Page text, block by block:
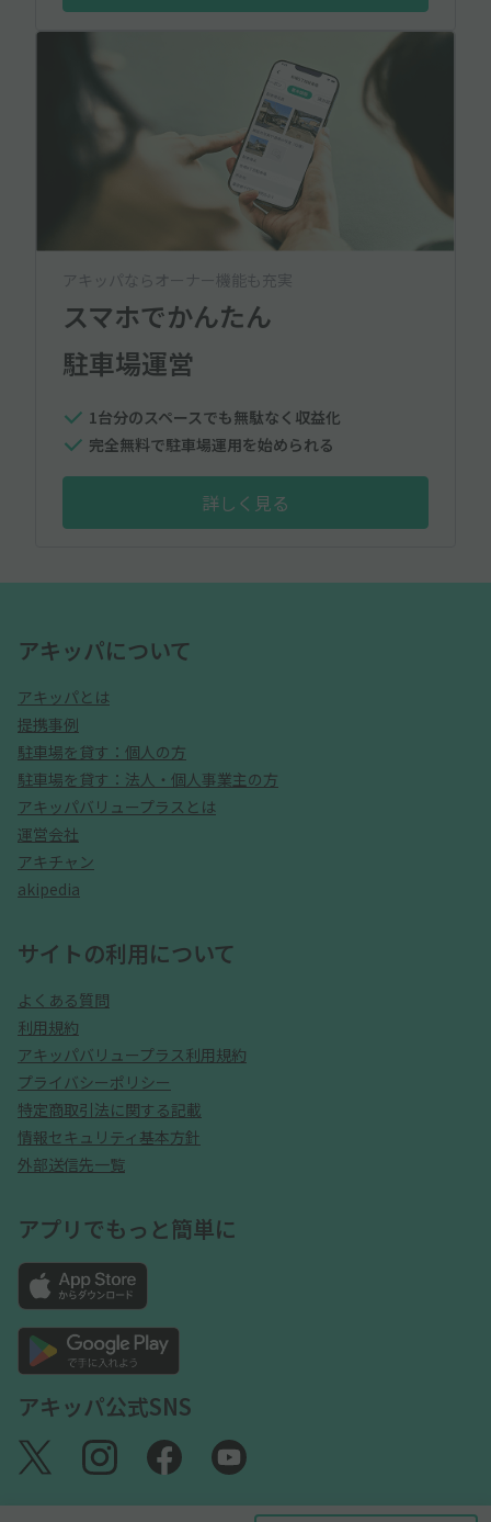
アキッパならオーナー機能も充実
スマホでかんたん
駐車場運営
1台分のスペースでも無駄なく収益化
完全無料で駐車場運用を始められる
詳しく見る
アキッパについて
アキッパとは
提携事例
駐車場を貸す：個人の方
駐車場を貸す：法人・個人事業主の方
アキッパバリュープラスとは
運営会社
アキチャン
akipedia
サイトの利用について
よくある質問
利用規約
アキッパバリュープラス利用規約
プライバシーポリシー
特定商取引法に関する記載
情報セキュリティ基本方針
外部送信先一覧
アプリでもっと簡単に
アキッパ公式SNS